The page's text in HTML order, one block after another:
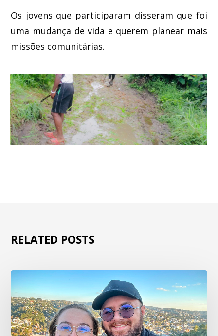
Os jovens que participaram disseram que foi
uma mudança de vida e querem planear mais
missões comunitárias.
RELATED POSTS